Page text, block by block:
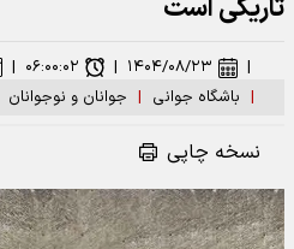
تاریکی است
| باشگاه جوانی | جوانان و نوجوانان
| ۱۴۰۴/۰۸/۲۳ | ۰۶:۰۰:۰۲ |
نسخه چاپی